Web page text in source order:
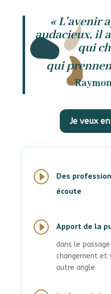
« L’avenir
audacieux, il
qui
qui
Je veux
I
Des
écoute
I Apport de la
dans le
changement et
autre angle